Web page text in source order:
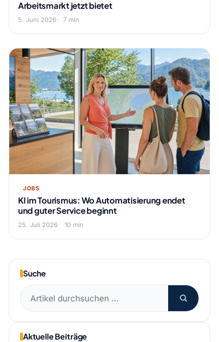
Arbeitsmarkt jetzt bietet
5. Juni 2026 7 min
JOBS
KI im Tourismus: Wo Automatisierung endet
und guter Service beginnt
25. Juli 2026 10 min
Suche
Suchen
nach:
Aktuelle Beiträge